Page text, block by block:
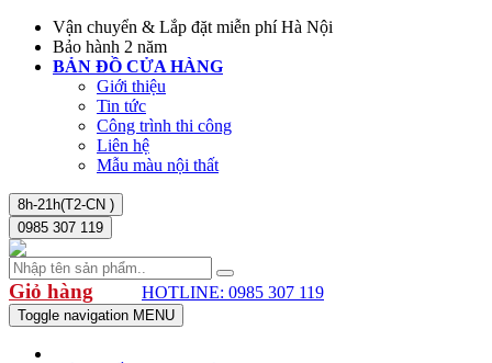
Vận chuyển & Lắp đặt miễn phí Hà Nội
Bảo hành 2 năm
BẢN ĐỒ CỬA HÀNG
Giới thiệu
Tin tức
Công trình thi công
Liên hệ
Mẫu màu nội thất
8h-21h(T2-CN )
0985 307 119
Giỏ hàng HOTLINE: 0985 307 119
Toggle navigation MENU